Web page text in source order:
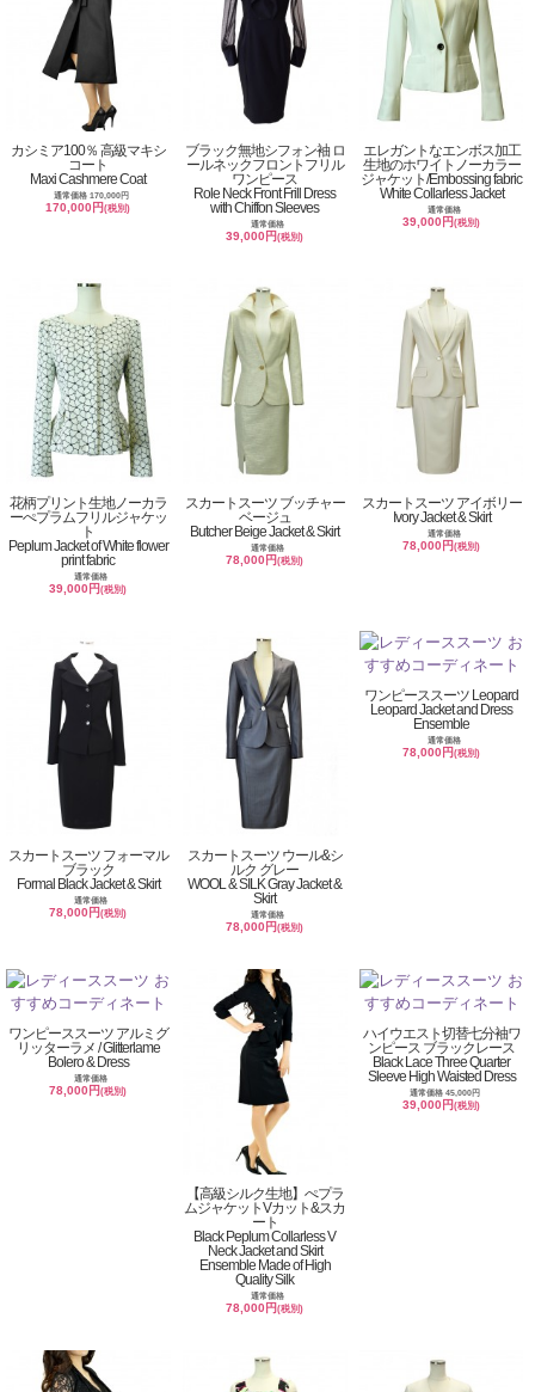
カシミア100％ 高級マキシ
コート
Maxi Cashmere Coat
通常価格 170,000円
170,000円(税別)
ブラック無地シフォン袖 ロ
ールネックフロントフリル
ワンピース
Role Neck Front Frill Dress
with Chiffon Sleeves
通常価格
39,000円(税別)
エレガントなエンボス加工
生地のホワイトノーカラー
ジャケット/Embossing fabric
White Collarless Jacket
通常価格
39,000円(税別)
花柄プリント生地ノーカラ
ーぺプラムフリルジャケッ
ト
Peplum Jacket of White flower
print fabric
通常価格
39,000円(税別)
スカートスーツ ブッチャー
ベージュ
Butcher Beige Jacket & Skirt
通常価格
78,000円(税別)
スカートスーツ アイボリー
Ivory Jacket & Skirt
通常価格
78,000円(税別)
スカートスーツ フォーマル
ブラック
Formal Black Jacket & Skirt
通常価格
78,000円(税別)
スカートスーツ ウール&シ
ルク グレー
WOOL & SILK Gray Jacket &
Skirt
通常価格
78,000円(税別)
ワンピーススーツ Leopard
Leopard Jacket and Dress
Ensemble
通常価格
78,000円(税別)
ワンピーススーツ アルミグ
リッターラメ / Glitterlame
Bolero & Dress
通常価格
78,000円(税別)
【高級シルク生地】ぺプラ
ムジャケットVカット&スカ
ート
Black Peplum Collarless V
Neck Jacket and Skirt
Ensemble Made of High
Quality Silk
通常価格
78,000円(税別)
ハイウエスト切替七分袖ワ
ンピース ブラックレース
Black Lace Three Quarter
Sleeve High Waisted Dress
通常価格 45,000円
39,000円(税別)